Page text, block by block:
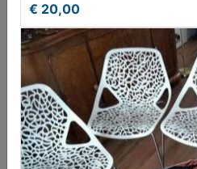
€ 15,00
€ 20,00